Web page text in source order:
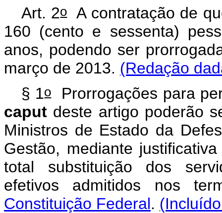
Art. 2oA contratação de
160 (cento e sessenta)
anos, podendo ser
março de 2013. (Redação
§ 1oProrrogações para
caput deste artigo poderão
Ministros de Estado da
Gestão, mediante
total substituição dos
efetivos admitidos nos
Constituição Federal.